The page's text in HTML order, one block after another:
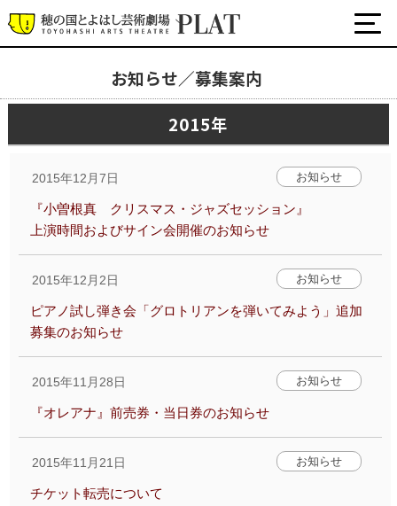
公式SNS
サービス
座席表
お知らせ／募集案内
2015年
2015年12月7日 お知らせ
『小曽根真 クリスマス・ジャズセッション』
上演時間およびサイン会開催のお知らせ
2015年12月2日 お知らせ
ピアノ試し弾き会「グロトリアンを弾いてみよう」追加
募集のお知らせ
2015年11月28日 お知らせ
『オレアナ』前売券・当日券のお知らせ
2015年11月21日 お知らせ
チケット転売について
お知らせ／募集案内
プラットについて
チケット・座席表・鑑賞サポートなど
施設の利用について
サポート
関連団体・施設